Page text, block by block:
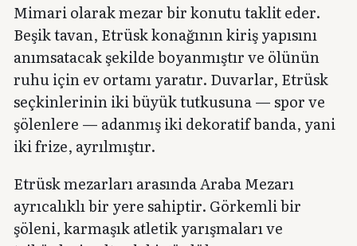
Mimari olarak mezar bir konutu taklit eder.
Beşik tavan, Etrüsk konağının kiriş yapısını
anımsatacak şekilde boyanmıştır ve ölünün
ruhu için ev ortamı yaratır. Duvarlar, Etrüsk
seçkinlerinin iki büyük tutkusuna — spor ve
şölenlere — adanmış iki dekoratif banda, yani
iki frize, ayrılmıştır.
Etrüsk mezarları arasında Araba Mezarı
ayrıcalıklı bir yere sahiptir. Görkemli bir
şöleni, karmaşık atletik yarışmaları ve